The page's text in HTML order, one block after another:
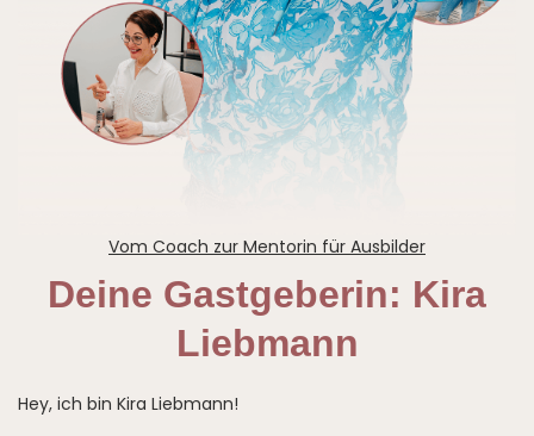
Vom Coach zur Mentorin für Ausbilder
Deine Gastgeberin: Kira
Liebmann
Hey, ich bin Kira Liebmann!